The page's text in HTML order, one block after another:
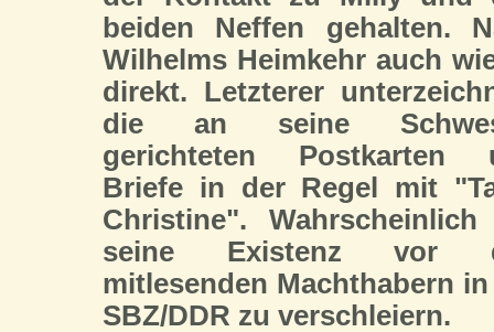
beiden Neffen gehalten.
Wilhelms Heimkehr auch
direkt. Letzterer
die an seine
gerichteten Postkarten
Briefe in der Regel mit
Christine". Wahrscheinlich
seine Existenz vor
mitlesenden Machthabern
SBZ/DDR zu verschleiern.